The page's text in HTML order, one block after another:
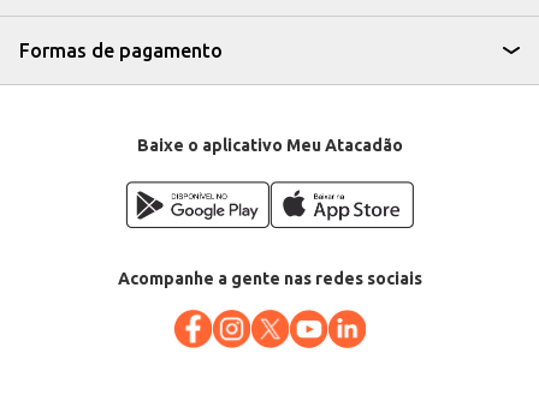
Formas de pagamento
Baixe o aplicativo Meu Atacadão
Acompanhe a gente nas redes sociais